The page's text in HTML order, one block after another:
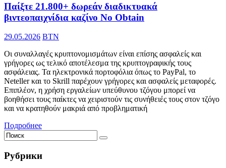
Παίξτε 21.800+ δωρεάν διαδικτυακά
βιντεοπαιχνίδια καζίνο No Obtain
29.05.2026 BTN
Οι συναλλαγές κρυπτονομισμάτων είναι επίσης ασφαλείς και
γρήγορες ως τελικό αποτέλεσμα της κρυπτογραφικής τους
ασφάλειας. Τα ηλεκτρονικά πορτοφόλια όπως το PayPal, το
Neteller και το Skrill παρέχουν γρήγορες και ασφαλείς μεταφορές.
Επιπλέον, η χρήση εργαλείων υπεύθυνου τζόγου μπορεί να
βοηθήσει τους παίκτες να χειριστούν τις συνήθειές τους στον τζόγο
και να κρατηθούν μακριά από προβληματική
Подробнее
Рубрики